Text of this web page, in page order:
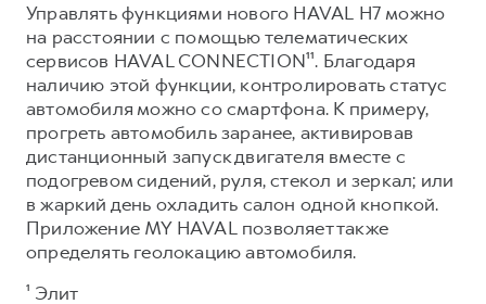
Управлять функциями нового HAVAL H7 можно
на расстоянии с помощью телематических
сервисов HAVAL CONNECTION¹¹. Благодаря
наличию этой функции, контролировать статус
автомобиля можно со смартфона. К примеру,
прогреть автомобиль заранее, активировав
дистанционный запуск двигателя вместе с
подогревом сидений, руля, стекол и зеркал; или
в жаркий день охладить салон одной кнопкой.
Приложение MY HAVAL позволяет также
определять геолокацию автомобиля.
¹ Элит